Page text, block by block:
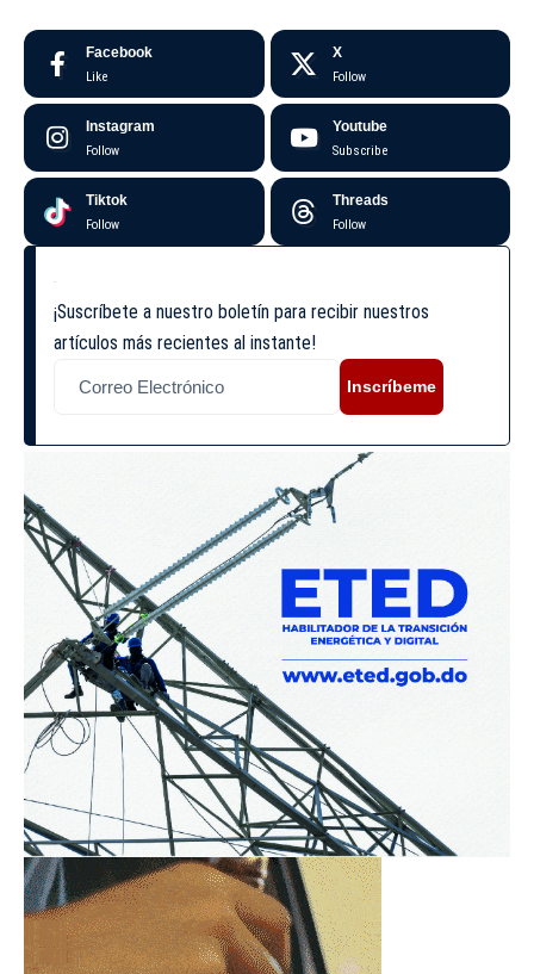
Facebook
Like
X
Follow
Instagram
Follow
Youtube
Subscribe
Tiktok
Follow
Threads
Follow
¡Suscríbete a nuestro boletín para recibir nuestros
artículos más recientes al instante!
Inscríbeme